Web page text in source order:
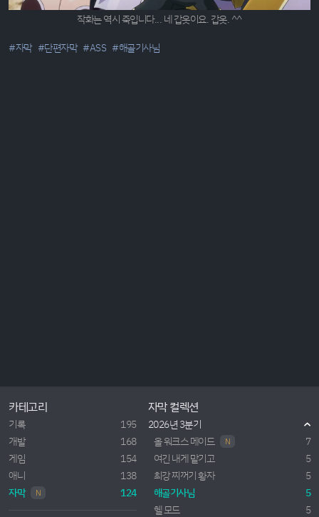
작화는 역시 죽입니다... 네 갑옷이요. 갑옷. ^^
#자막 #단편자막 #ASS #해골기사님
카테고리
기록
195
개발
168
게임
154
애니
138
자막
N 124
자막 컬렉션
2026년 3분기
올 워크스 메이드
N
7
여긴 내게 맡기고
5
최강 찌꺼기 황자
5
해골기사님
5
헬 모드
5